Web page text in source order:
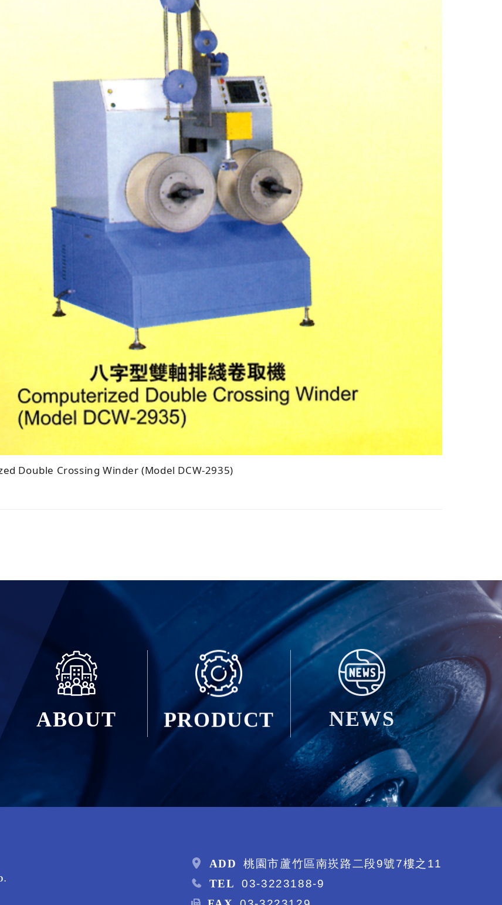
Double Crossing Winder (Model DCW-2935)
ABOUT PRODUCT NEWS
ADD
桃園市蘆竹區南崁路二段9號7樓之11
TEL
03-3223188-9